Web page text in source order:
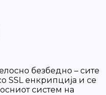
безбедно – сите
SSL енкрипција и се
систем на